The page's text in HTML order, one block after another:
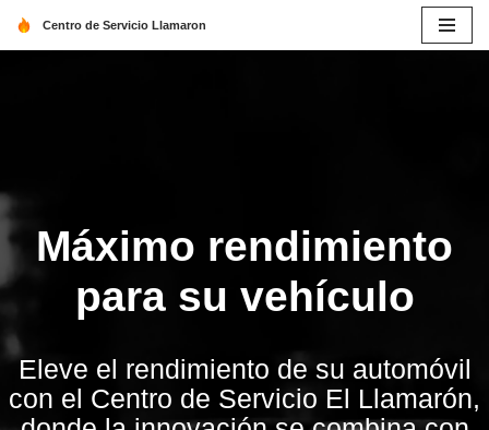
Centro de Servicio Llamaron
Máximo rendimiento
para su vehículo
Eleve el rendimiento de su automóvil
con el Centro de Servicio El Llamarón,